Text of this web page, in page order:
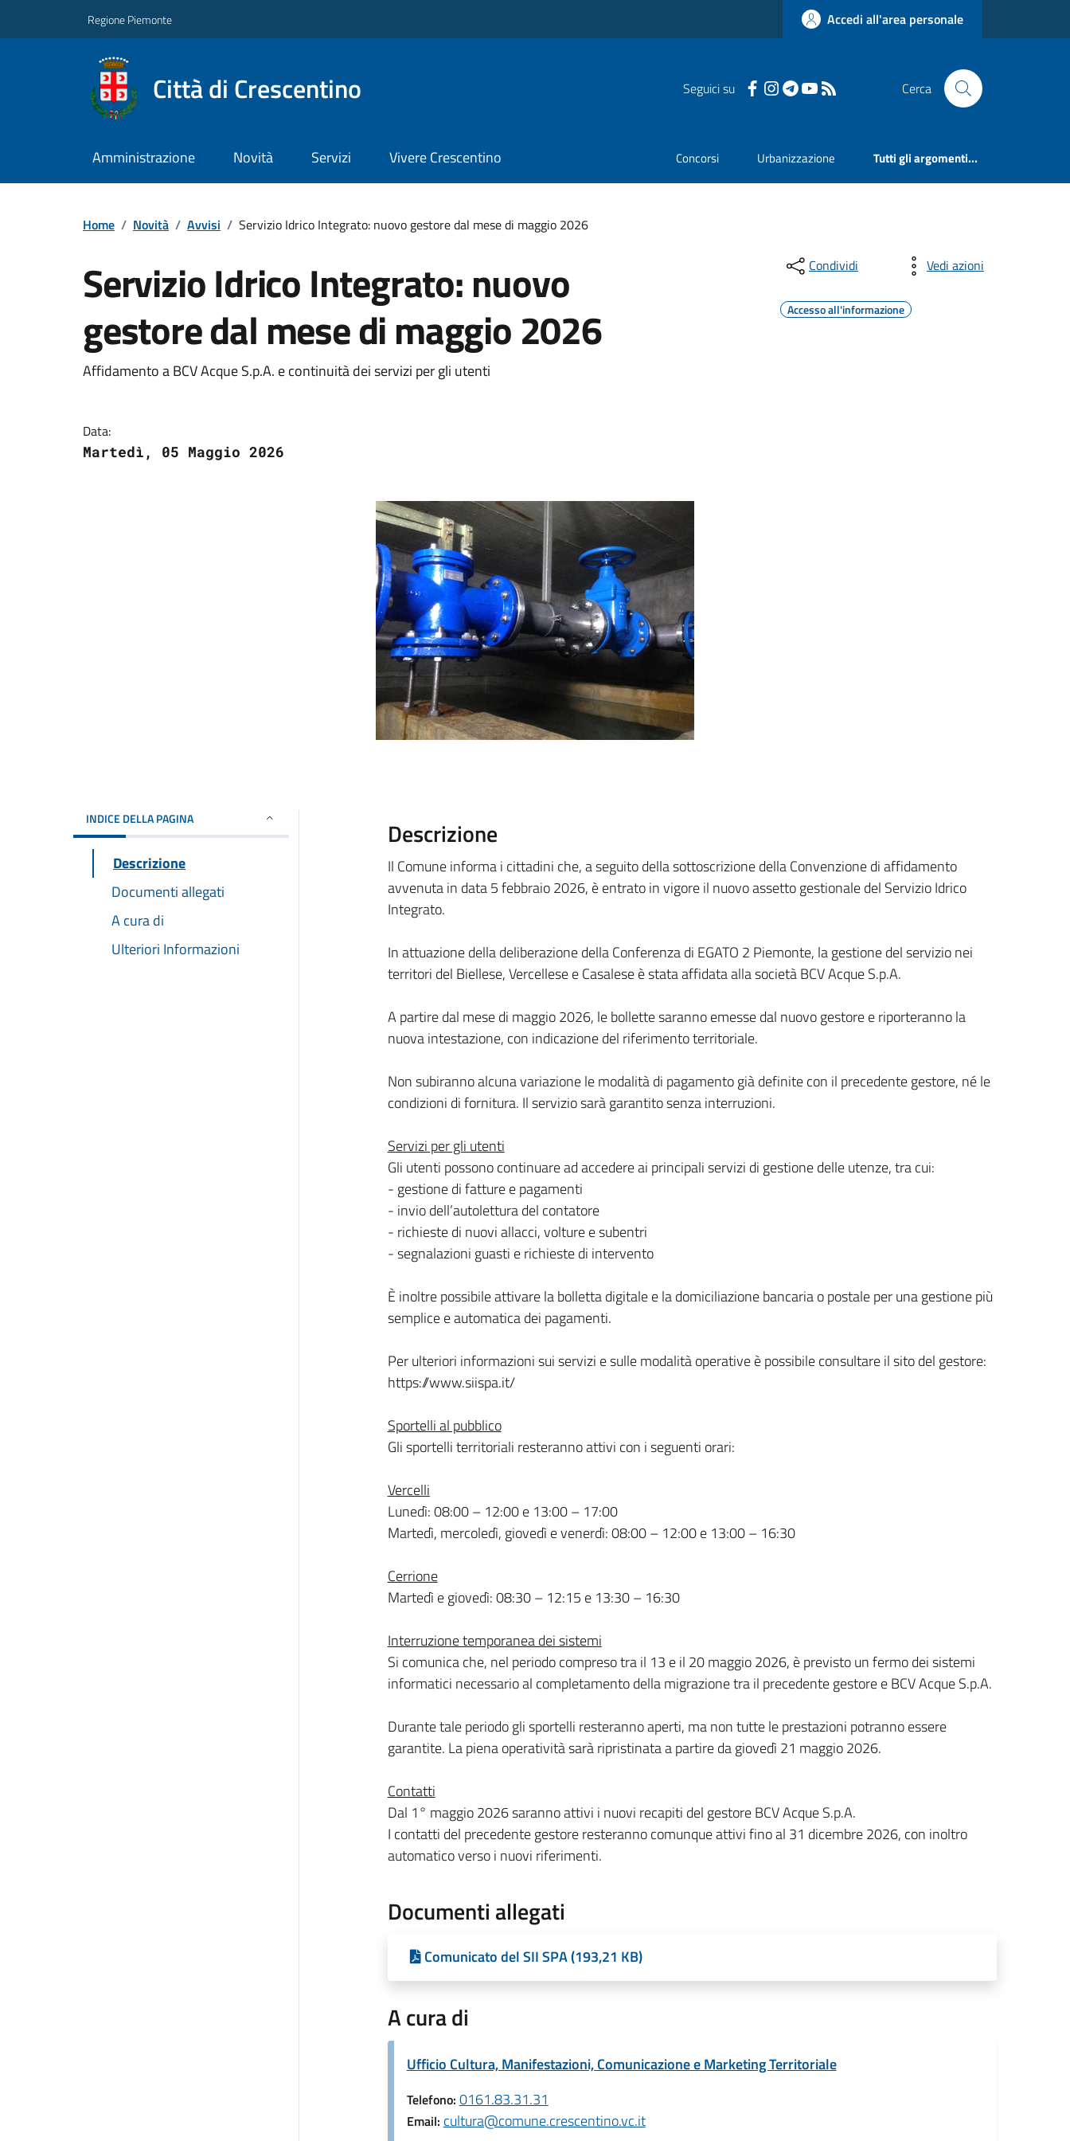
Regione Piemonte Accedi all'area personale
Città di Crescentino Seguici su Cerca
Amministrazione Novità Servizi Vivere Crescentino Concorsi Urbanizzazione Tutti gli argomenti...
Home / Novità / Avvisi / Servizio Idrico Integrato: nuovo gestore dal mese di maggio 2026
Servizio Idrico Integrato: nuovo
gestore dal mese di maggio 2026
Affidamento a BCV Acque S.p.A. e continuità dei servizi per gli utenti
Data:
Martedì, 05 Maggio 2026
Condividi Vedi azioni
Accesso all'informazione
INDICE DELLA PAGINA
Descrizione
Documenti allegati
A cura di
Ulteriori Informazioni
Descrizione
Il Comune informa i cittadini che, a seguito della sottoscrizione della Convenzione di affidamento
avvenuta in data 5 febbraio 2026, è entrato in vigore il nuovo assetto gestionale del Servizio Idrico
Integrato.
In attuazione della deliberazione della Conferenza di EGATO 2 Piemonte, la gestione del servizio nei
territori del Biellese, Vercellese e Casalese è stata affidata alla società BCV Acque S.p.A.
A partire dal mese di maggio 2026, le bollette saranno emesse dal nuovo gestore e riporteranno la
nuova intestazione, con indicazione del riferimento territoriale.
Non subiranno alcuna variazione le modalità di pagamento già definite con il precedente gestore, né le
condizioni di fornitura. Il servizio sarà garantito senza interruzioni.
Servizi per gli utenti
Gli utenti possono continuare ad accedere ai principali servizi di gestione delle utenze, tra cui:
- gestione di fatture e pagamenti
- invio dell’autolettura del contatore
- richieste di nuovi allacci, volture e subentri
- segnalazioni guasti e richieste di intervento
È inoltre possibile attivare la bolletta digitale e la domiciliazione bancaria o postale per una gestione più
semplice e automatica dei pagamenti.
Per ulteriori informazioni sui servizi e sulle modalità operative è possibile consultare il sito del gestore:
https://www.siispa.it/
Sportelli al pubblico
Gli sportelli territoriali resteranno attivi con i seguenti orari:
Vercelli
Lunedì: 08:00 – 12:00 e 13:00 – 17:00
Martedì, mercoledì, giovedì e venerdì: 08:00 – 12:00 e 13:00 – 16:30
Cerrione
Martedì e giovedì: 08:30 – 12:15 e 13:30 – 16:30
Interruzione temporanea dei sistemi
Si comunica che, nel periodo compreso tra il 13 e il 20 maggio 2026, è previsto un fermo dei sistemi
informatici necessario al completamento della migrazione tra il precedente gestore e BCV Acque S.p.A.
Durante tale periodo gli sportelli resteranno aperti, ma non tutte le prestazioni potranno essere
garantite. La piena operatività sarà ripristinata a partire da giovedì 21 maggio 2026.
Contatti
Dal 1° maggio 2026 saranno attivi i nuovi recapiti del gestore BCV Acque S.p.A.
I contatti del precedente gestore resteranno comunque attivi fino al 31 dicembre 2026, con inoltro
automatico verso i nuovi riferimenti.
Documenti allegati
Comunicato del SII SPA (193,21 KB)
A cura di
Ufficio Cultura, Manifestazioni, Comunicazione e Marketing Territoriale
Telefono: 0161.83.31.31
Email: cultura@comune.crescentino.vc.it